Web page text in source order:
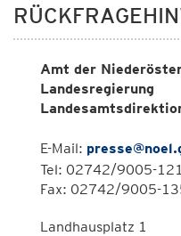
Amt der
Landesregierung
E-Mail:
Tel: 02742/9005-
Fax: 02742/9005-
Landhausplatz 1